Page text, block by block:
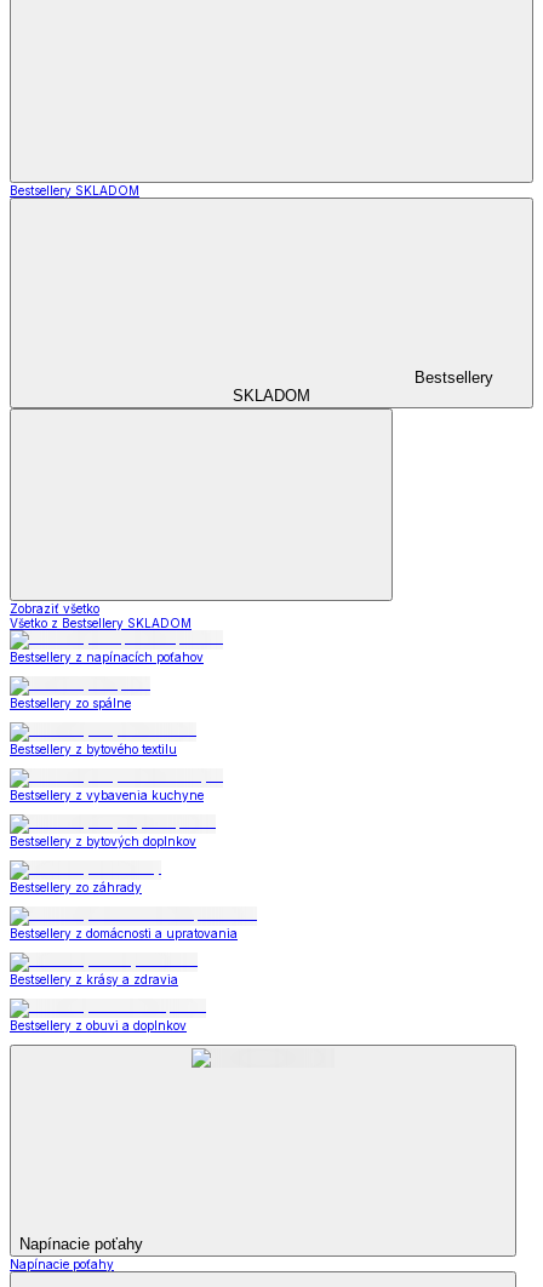
Bestsellery SKLADOM
Bestsellery
SKLADOM
Zobraziť všetko
Všetko z Bestsellery SKLADOM
Bestsellery z napínacích poťahov
Bestsellery zo spálne
Bestsellery z bytového textilu
Bestsellery z vybavenia kuchyne
Bestsellery z bytových doplnkov
Bestsellery zo záhrady
Bestsellery z domácnosti a upratovania
Bestsellery z krásy a zdravia
Bestsellery z obuvi a doplnkov
Napínacie poťahy
Napínacie poťahy